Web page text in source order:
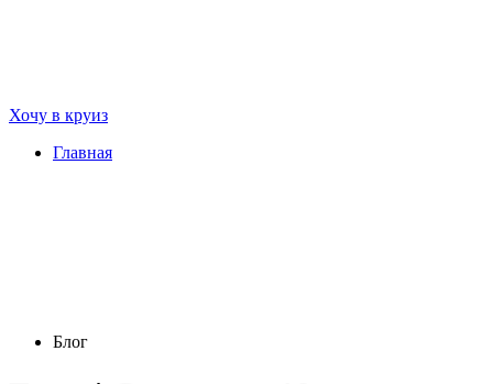
Хочу в круиз
Главная
Блог